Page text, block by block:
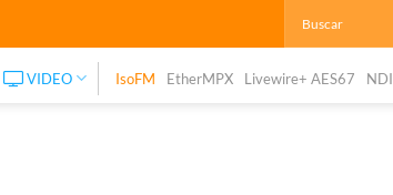
VIDEO IsoFM EtherMPX Livewire+ AES67 NDI